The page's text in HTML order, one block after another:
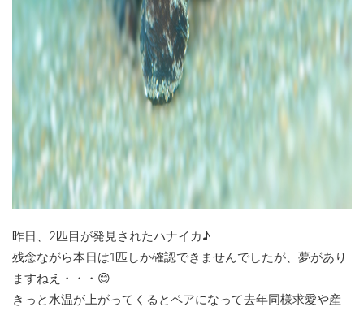
昨日、2匹目が発見されたハナイカ♪
残念ながら本日は1匹しか確認できませんでしたが、夢があり
ますねえ・・・😊
きっと水温が上がってくるとペアになって去年同様求愛や産